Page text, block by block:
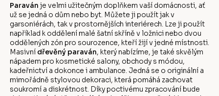
Paraván je velmi užitečným doplňkem vaší domácnosti, ať
už se jedná o dům nebo byt. Můžete ji použít jak v
garsoniérách, tak v prostornějších interiérech. Lze ji použít
například k oddělení malé šatní skříně v ložnici nebo dvou
oddělených zón pro sourozence, kteří žijí v jedné místnosti.
Masivní dřevěný paraván, který nabízíme, je také skvělým
nápadem pro kosmetické salony, obchody s módou,
kadeřnictví a dokonce i ambulance. Jedná se o originální a
mimořádně stylovou dekoraci, která pomáhá zachovat
soukromí a diskrétnost. Díky poctivému zpracování bude